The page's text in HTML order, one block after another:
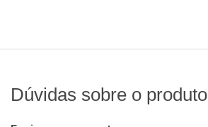
Dúvidas sobre o produto